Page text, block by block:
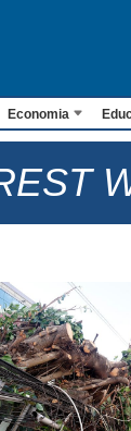
Economia